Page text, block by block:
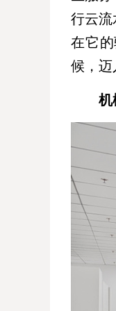
行云流
在它
候，迈
机